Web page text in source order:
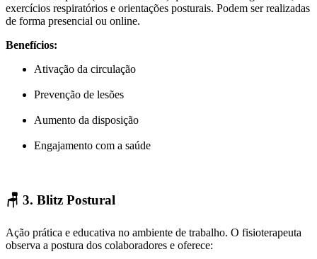
exercícios respiratórios e orientações posturais. Podem ser realizadas
de forma presencial ou online.
Benefícios:
Ativação da circulação
Prevenção de lesões
Aumento da disposição
Engajamento com a saúde
🪑 3. Blitz Postural
Ação prática e educativa no ambiente de trabalho. O fisioterapeuta
observa a postura dos colaboradores e oferece: